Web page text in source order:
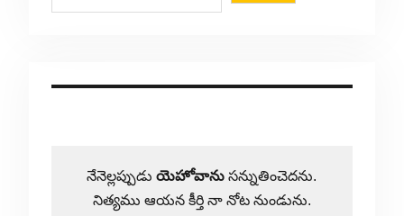
నేనెల్లప్పుడుయెహోవాను సన్నుతించెదను.
నిత్యము ఆయన కీర్తి నా నోట నుండును.